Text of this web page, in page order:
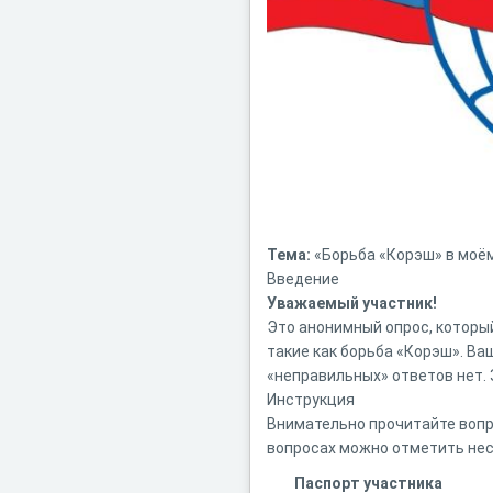
Тема: «Борьба «Корэш» в
Введение
Уважаемый участник!
Это анонимный опрос,
такие как борьба «Корэш».
«неправильных» ответов
Инструкция
Внимательно прочитайте
вопросах можно отметить
Паспорт участника